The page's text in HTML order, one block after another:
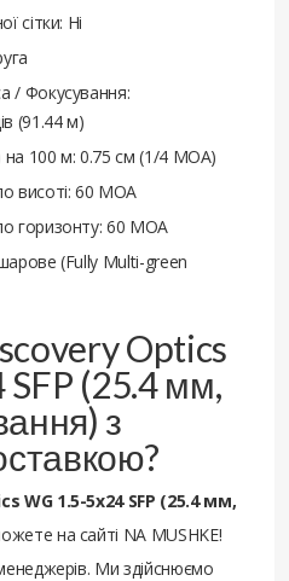
сітки: Ні
/ Фокусування:
(91.44 м)
на 100 м: 0.75 см (1/4 МОА)
висоті: 60 MOA
горизонту: 60 MOA
(Fully Multi-green
Optics
(25.4 мм,
з
WG 1.5-5х24 SFP (25.4 мм,
на сайті NA MUSHKE!
Ми здійснюємо